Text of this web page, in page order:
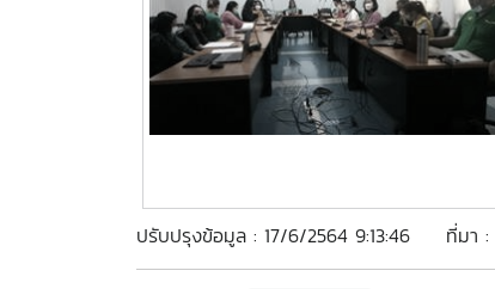
ปรับปรุงข้อมูล : 17/6/2564 9:13:46 ที่มา :